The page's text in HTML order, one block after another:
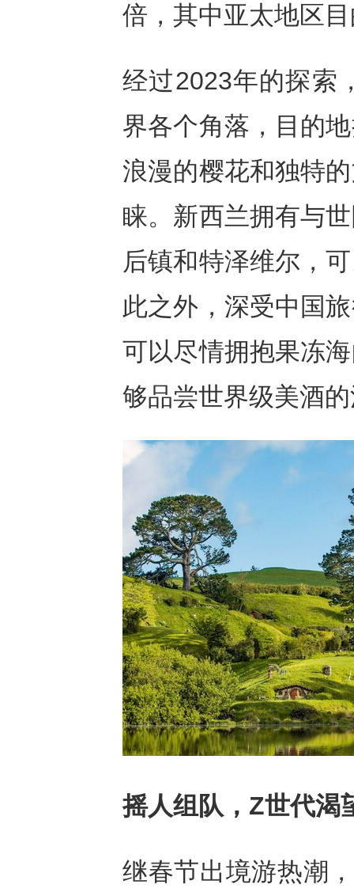
倍，其中亚太地区
经过2023年的探索
界各个角落，目的
浪漫的樱花和独特
睐。新西兰拥有与
后镇和特泽维尔，
此之外，深受中国
可以尽情拥抱果冻
够品尝世界级美酒
摇人组队， Z世代渴
继春节出境游热潮